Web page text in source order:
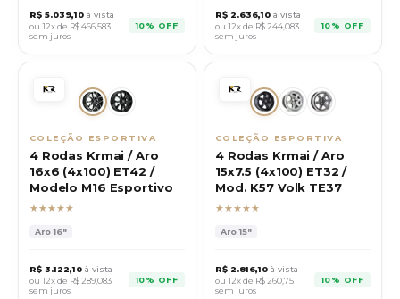
R$ 5.039,10 à vista
ou 12x de R$466,583
sem juros
10% OFF
R$ 2.636,10 à vista
ou 12x de R$ 244,083
sem juros
10% OFF
COLEÇÃO ESPORTIVA
4 Rodas Krmai / Aro
16x6 (4x100) ET42 /
Modelo M16 Esportivo
★★★★★
Aro16"
R$ 3.122,10 à vista
ou 12x de R$ 289,083
sem juros
10% OFF
COLEÇÃO ESPORTIVA
4 Rodas Krmai / Aro
15x7.5 (4x100) ET32 /
Mod. K57 Volk TE37
★★★★★
Aro15"
R$ 2.816,10 à vista
ou 12x de R$ 260,75
sem juros
10% OFF